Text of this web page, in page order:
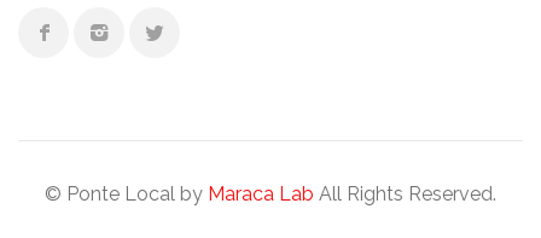
© Ponte Local by Maraca Lab All Rights Reserved.